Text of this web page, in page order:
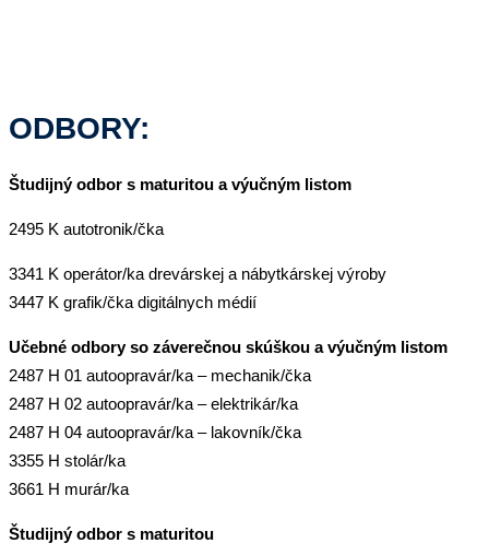
ODBORY:
Študijný odbor s maturitou a výučným listom
2495 K autotronik/čka
3341 K operátor/ka drevárskej a nábytkárskej výroby
3447 K grafik/čka digitálnych médií
Učebné odbory so záverečnou skúškou a výučným listom
2487 H 01 autoopravár/ka – mechanik/čka
2487 H 02 autoopravár/ka – elektrikár/ka
2487 H 04 autoopravár/ka – lakovník/čka
3355 H stolár/ka
3661 H murár/ka
Študijný odbor s maturitou